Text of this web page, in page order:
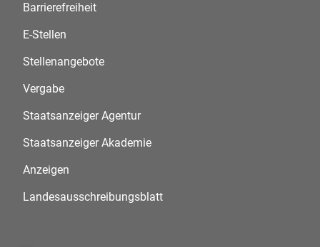
Barrierefreiheit
E-Stellen
Stellenangebote
Vergabe
Staatsanzeiger Agentur
Staatsanzeiger Akademie
Anzeigen
Landesausschreibungsblatt